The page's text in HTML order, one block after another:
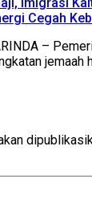
Imigrasi
Cegah
–
jemaah